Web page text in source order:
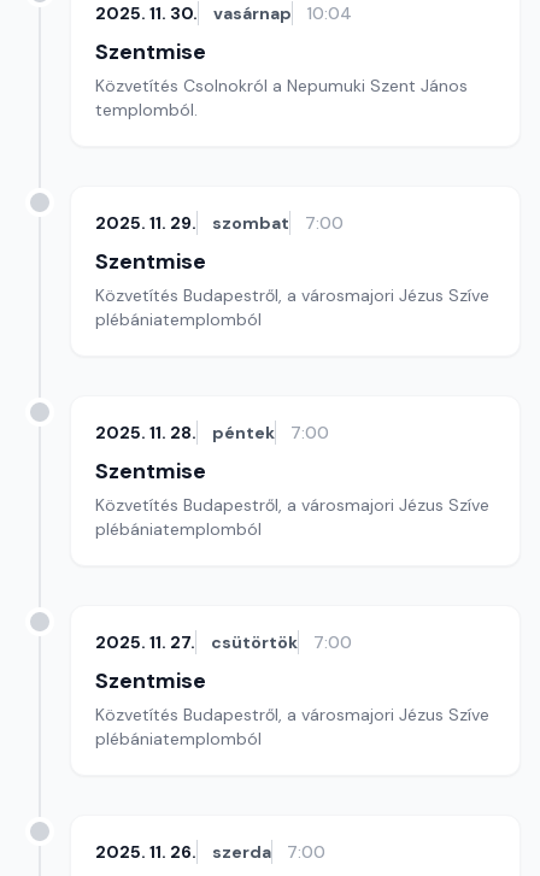
2025. 11. 30. vasárnap 10:04
Szentmise
Közvetítés Csolnokról a Nepumuki Szent János
templomból.
2025. 11. 29. szombat 7:00
Szentmise
Közvetítés Budapestről, a városmajori Jézus Szíve
plébániatemplomból
2025. 11. 28. péntek 7:00
Szentmise
Közvetítés Budapestről, a városmajori Jézus Szíve
plébániatemplomból
2025. 11. 27. csütörtök 7:00
Szentmise
Közvetítés Budapestről, a városmajori Jézus Szíve
plébániatemplomból
2025. 11. 26. szerda 7:00